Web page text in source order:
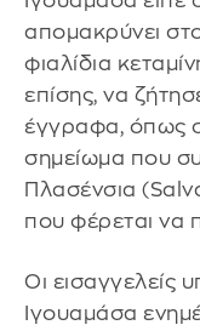
απομακρύνει
φιαλίδια
επίσης, να
έγγραφα, όπως
σημείωμα που
Πλασένσια
που φέρεται να
Οι εισαγγελείς
Ιγουαμάσα